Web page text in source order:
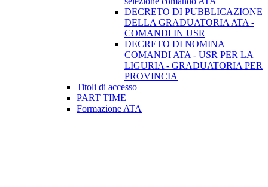
DECRETO DI PUBBLICAZIONE
DELLA GRADUATORIA ATA -
COMANDI IN USR
DECRETO DI NOMINA
COMANDI ATA - USR PER LA
LIGURIA - GRADUATORIA PER
PROVINCIA
Titoli di accesso
PART TIME
Formazione ATA